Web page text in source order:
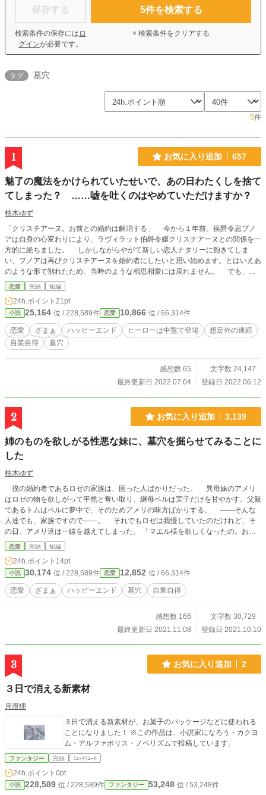
保存する
検索条件の保存には ロ
グインが必要です。
5件を検索する
× 検索条件をクリアする
タグ 墓穴
5件
1 お気に入り追加 657
魅了の魔法をかけられていたせいで、あの日わたくしを捨て
てしまった？ ……嘘を吐くのはやめていただけますか？
柚木ゆず
「クリスチアーヌ。お前との婚約は解消する」 今から１年前。侯爵令息ブノ
アは自身の心変わりにより、ラヴィラット伯爵令嬢クリスチアーヌとの関係を一
方的に絶ちました。 しかしながらやがて新しい恋人ナタリーに飽きてしま
い、ブノアは再びクリスチアーヌを婚約者にしたいと思い始めます。とはいえあ
のような形で別れたため、当時のような相思相愛には戻れません。 でも、ク
リスチアーヌが一番だと気が付いたからどうしても相思相愛になりたい。 そ
こでブノアは父ステファンと共に策を練り、他国に存在していた魔法・魅了によ
ってナタリーに操られていたのだと説明します。 （（クリスチアーヌはかつて
俺を深く愛していて、そんな俺が自分の意思ではなかったと言っているんだ。間
違いなく関係を戻せる）） ラヴィラット邸を訪ねたブノアはほくそ笑みます
が、残念ながら彼の思い通りになることはありません。 ――魅了されてしま
っていた―― そんな嘘を吐いたことで、ブノアの未来は最悪なものへと変わ
恋愛 完結 短編
24h.ポイント 21pt
小説 25,164 位 / 228,589件 恋愛 10,866 位 / 66,314件
恋愛 ざまぁ ハッピーエンド ヒーローは中盤で登場
想定外の連続
自業自得
墓穴
感想数 65
文字数 24,147
最終更新日 2022.07.04
登録日 2022.06.12
2 お気に入り追加 3,139
姉のものを欲しがる性悪な妹に、墓穴を掘らせてみることに
した
柚木ゆず
僕の婚約者であるロゼの家族は、困った人ばかりだった。 異母妹のアメリ
はロゼの物を欲しがって平然と奪い取り、継母ベルは実子だけを甘やかす。父親
であるトムはベルに夢中で、そのためアメリの味方ばかりする。 ――そんな
人達でも、家族ですので――。 それでもロゼは我慢していたのだけれど、そ
の日、アメリ達は一線を越えてしまった。 「マエル様を欲しくなったの。お姉
様の婚約者を頂戴」 「邪魔をすれば、ここにあるユリのアクセサリーを壊すわ
よ？」 アメリとベルは自分達の都合でこの婚約を解消させようとして、ロゼ
が拒否をしたら亡き母の形見を使って脅迫を始めたらしいのだ。 僕に迷惑を
かけようとしたことと、形見を取り上げられたこと。それによってロゼはついに
怒り、僕が我慢している理由もなくなった。 だからこれから、君達にこれま
でのお礼をすることにしたんだ。アメリ、ベル、そしてトム。どうぞお楽しみ
恋愛 完結 短編
24h.ポイント 14pt
小説 30,174 位 / 228,589件 恋愛 12,852 位 / 66,314件
恋愛 ざまぁ ハッピーエンド 墓穴 自業自得
感想数 166
文字数 30,729
最終更新日 2021.11.08
登録日 2021.10.10
3 お気に入り追加 2
３日で消える新素材
月澄狸
３日で消える新素材が、お菓子のパッケージなどに使われる
ことになりました！ ※この作品は、小説家になろう・カクヨ
ム・アルファポリス・ノベリズムで投稿しています。
ファンタジー 完結 ｼｮｰﾄｼｮｰﾄ
24h.ポイント 0pt
小説 228,589 位 / 228,589件 ファンタジー 53,248 位 / 53,248件